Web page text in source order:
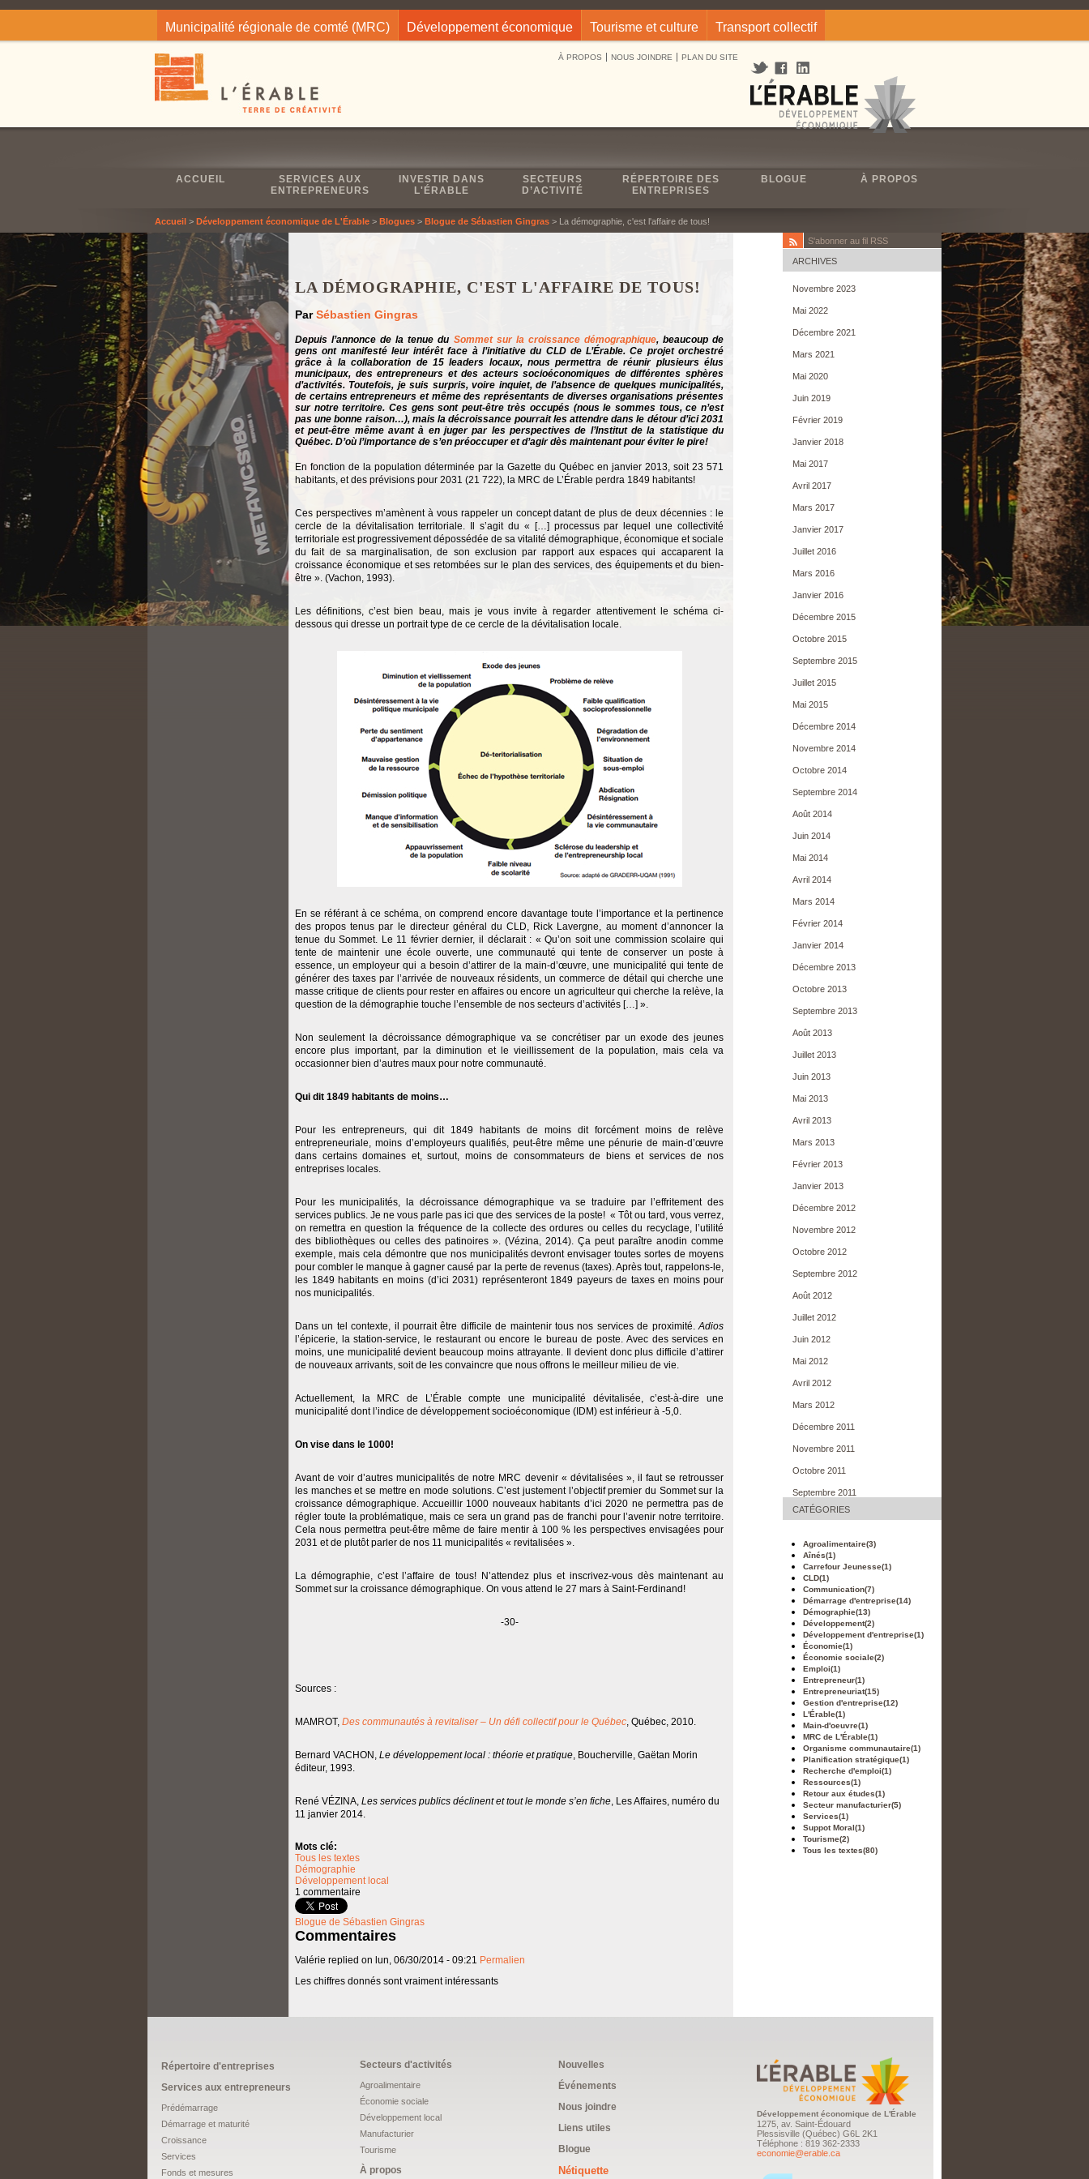
Municipalité régionale de comté (MRC) Développement économique Tourisme et culture Transport collectif
À PROPOS NOUS JOINDRE PLAN DU SITE
ACCUEIL
SERVICES AUX
ENTREPRENEURS
INVESTIR DANS
L'ÉRABLE
SECTEURS
D’ACTIVITÉ
RÉPERTOIRE DES
ENTREPRISES
BLOGUE À PROPOS
Accueil> Développement économique de L'Érable> Blogues> Blogue de Sébastien Gingras> La démographie, c'est l'affaire de tous!
LA DÉMOGRAPHIE, C'EST L'AFFAIRE DE TOUS!
ParSébastien Gingras
Depuis l’annonce de la tenue du Sommet sur la croissance démographique, beaucoup de
gens ont manifesté leur intérêt face à l’initiative du CLD de L’Érable. Ce projet orchestré
grâce à la collaboration de 15 leaders locaux, nous permettra de réunir plusieurs élus
municipaux, des entrepreneurs et des acteurs socioéconomiques de différentes sphères
d’activités. Toutefois, je suis surpris, voire inquiet, de l’absence de quelques municipalités,
de certains entrepreneurs et même des représentants de diverses organisations présentes
sur notre territoire. Ces gens sont peut-être très occupés (nous le sommes tous, ce n’est
pas une bonne raison…), mais la décroissance pourrait les attendre dans le détour d’ici 2031
et peut-être même avant à en juger par les perspectives de l’Institut de la statistique du
Québec. D’où l’importance de s’en préoccuper et d’agir dès maintenant pour éviter le pire!
En fonction de la population déterminée par la Gazette du Québec en janvier 2013, soit 23 571
habitants, et des prévisions pour 2031 (21 722), la MRC de L’Érable perdra 1849 habitants!
Ces perspectives m’amènent à vous rappeler un concept datant de plus de deux décennies : le
cercle de la dévitalisation territoriale. Il s’agit du « […] processus par lequel une collectivité
territoriale est progressivement dépossédée de sa vitalité démographique, économique et sociale
du fait de sa marginalisation, de son exclusion par rapport aux espaces qui accaparent la
croissance économique et ses retombées sur le plan des services, des équipements et du bien-
être ». (Vachon, 1993).
Les définitions, c’est bien beau, mais je vous invite à regarder attentivement le schéma ci-
dessous qui dresse un portrait type de ce cercle de la dévitalisation locale.
En se référant à ce schéma, on comprend encore davantage toute l’importance et la pertinence
des propos tenus par le directeur général du CLD, Rick Lavergne, au moment d’annoncer la
tenue du Sommet. Le 11 février dernier, il déclarait : « Qu’on soit une commission scolaire qui
tente de maintenir une école ouverte, une communauté qui tente de conserver un poste à
essence, un employeur qui a besoin d’attirer de la main-d’œuvre, une municipalité qui tente de
générer des taxes par l’arrivée de nouveaux résidents, un commerce de détail qui cherche une
masse critique de clients pour rester en affaires ou encore un agriculteur qui cherche la relève, la
question de la démographie touche l’ensemble de nos secteurs d’activités […] ».
Non seulement la décroissance démographique va se concrétiser par un exode des jeunes
encore plus important, par la diminution et le vieillissement de la population, mais cela va
occasionner bien d’autres maux pour notre communauté.
Qui dit 1849 habitants de moins…
Pour les entrepreneurs, qui dit 1849 habitants de moins dit forcément moins de relève
entrepreneuriale, moins d’employeurs qualifiés, peut-être même une pénurie de main-d’œuvre
dans certains domaines et, surtout, moins de consommateurs de biens et services de nos
entreprises locales.
Pour les municipalités, la décroissance démographique va se traduire par l’effritement des
services publics. Je ne vous parle pas ici que des services de la poste! « Tôt ou tard, vous verrez,
on remettra en question la fréquence de la collecte des ordures ou celles du recyclage, l’utilité
des bibliothèques ou celles des patinoires ». (Vézina, 2014). Ça peut paraître anodin comme
exemple, mais cela démontre que nos municipalités devront envisager toutes sortes de moyens
pour combler le manque à gagner causé par la perte de revenus (taxes). Après tout, rappelons-le,
les 1849 habitants en moins (d’ici 2031) représenteront 1849 payeurs de taxes en moins pour
nos municipalités.
Dans un tel contexte, il pourrait être difficile de maintenir tous nos services de proximité.Adios
l’épicerie, la station-service, le restaurant ou encore le bureau de poste. Avec des services en
moins, une municipalité devient beaucoup moins attrayante. Il devient donc plus difficile d’attirer
de nouveaux arrivants, soit de les convaincre que nous offrons le meilleur milieu de vie.
Actuellement, la MRC de L’Érable compte une municipalité dévitalisée, c’est-à-dire une
municipalité dont l’indice de développement socioéconomique (IDM) est inférieur à -5,0.
On vise dans le 1000!
Avant de voir d’autres municipalités de notre MRC devenir « dévitalisées », il faut se retrousser
les manches et se mettre en mode solutions. C’est justement l’objectif premier du Sommet sur la
croissance démographique. Accueillir 1000 nouveaux habitants d’ici 2020 ne permettra pas de
régler toute la problématique, mais ce sera un grand pas de franchi pour l’avenir notre territoire.
Cela nous permettra peut-être même de faire mentir à 100 % les perspectives envisagées pour
2031 et de plutôt parler de nos 11 municipalités « revitalisées ».
La démographie, c’est l’affaire de tous! N’attendez plus et inscrivez-vous dès maintenant au
Sommet sur la croissance démographique. On vous attend le 27 mars à Saint-Ferdinand!
-30-
Sources :
MAMROT, Des communautés à revitaliser – Un défi collectif pour le Québec, Québec, 2010.
Bernard VACHON, Le développement local : théorie et pratique, Boucherville, Gaëtan Morin
éditeur, 1993.
René VÉZINA, Les services publics déclinent et tout le monde s’en fiche, Les Affaires, numéro du
11 janvier 2014.
Mots clé:
Tous les textes
Démographie
Développement local
1 commentaire
Blogue de Sébastien Gingras
Commentaires
Valérie replied on lun, 06/30/2014 - 09:21 Permalien
Les chiffres donnés sont vraiment intéressants
S'abonner au fil RSS
ARCHIVES
Novembre 2023
Mai 2022
Décembre 2021
Mars 2021
Mai 2020
Juin 2019
Février 2019
Janvier 2018
Mai 2017
Avril 2017
Mars 2017
Janvier 2017
Juillet 2016
Mars 2016
Janvier 2016
Décembre 2015
Octobre 2015
Septembre 2015
Juillet 2015
Mai 2015
Décembre 2014
Novembre 2014
Octobre 2014
Septembre 2014
Août 2014
Juin 2014
Mai 2014
Avril 2014
Mars 2014
Février 2014
Janvier 2014
Décembre 2013
Octobre 2013
Septembre 2013
Août 2013
Juillet 2013
Juin 2013
Mai 2013
Avril 2013
Mars 2013
Février 2013
Janvier 2013
Décembre 2012
Novembre 2012
Octobre 2012
Septembre 2012
Août 2012
Juillet 2012
Juin 2012
Mai 2012
Avril 2012
Mars 2012
Décembre 2011
Novembre 2011
Octobre 2011
Septembre 2011
CATÉGORIES
Agroalimentaire(3)
Aînés(1)
Carrefour Jeunesse(1)
CLD(1)
Communication(7)
Démarrage d'entreprise(14)
Démographie(13)
Développement(2)
Développement d'entreprise(1)
Économie(1)
Économie sociale(2)
Emploi(1)
Entrepreneur(1)
Entrepreneuriat(15)
Gestion d'entreprise(12)
L'Érable(1)
Main-d'oeuvre(1)
MRC de L'Érable(1)
Organisme communautaire(1)
Planification stratégique(1)
Recherche d'emploi(1)
Ressources(1)
Retour aux études(1)
Secteur manufacturier(5)
Services(1)
Suppot Moral(1)
Tourisme(2)
Tous les textes(80)
Répertoire d'entreprises
Services aux entrepreneurs
Prédémarrage
Démarrage et maturité
Croissance
Services
Fonds et mesures
Secteurs d'activités
Agroalimentaire
Économie sociale
Développement local
Manufacturier
Tourisme
À propos
Nouvelles
Événements
Nous joindre
Liens utiles
Blogue
Nétiquette
Développement économique de L'Érable
1275, av. Saint-Édouard
Plessisville (Québec) G6L 2K1
Téléphone : 819 362-2333
economie@erable.ca